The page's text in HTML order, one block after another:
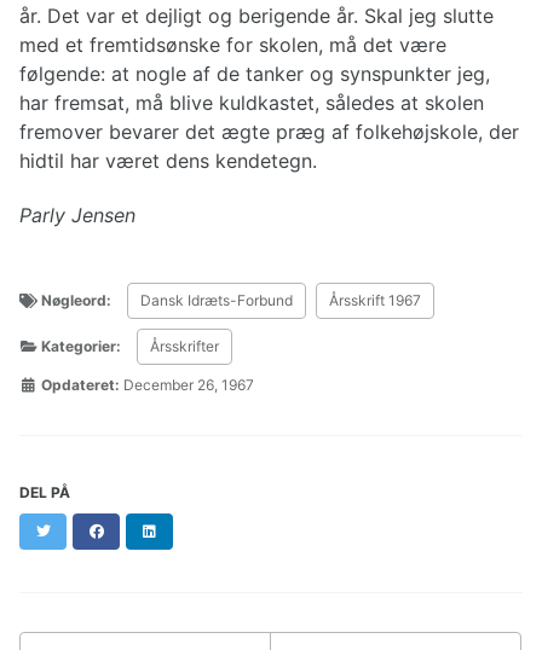
år. Det var et dejligt og berigende år. Skal jeg slutte
med et fremtidsønske for skolen, må det være
følgende: at nogle af de tanker og synspunkter jeg,
har fremsat, må blive kuldkastet, således at skolen
fremover bevarer det ægte præg af folkehøjskole, der
hidtil har været dens kendetegn.
Parly Jensen
Nøgleord: Dansk Idræts-Forbund Årsskrift 1967
Kategorier: Årsskrifter
Opdateret: December 26, 1967
DEL PÅ
Twitter Facebook